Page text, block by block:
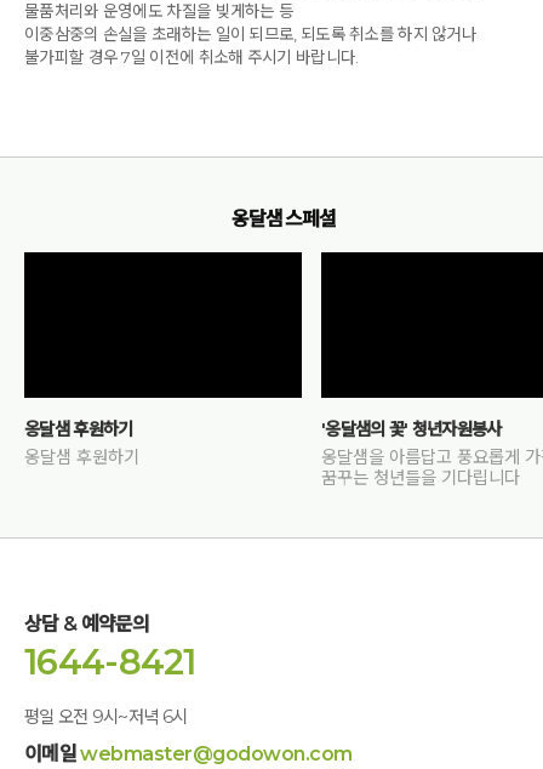
물품처리와 운영에도 차질을 빚게하는 등
이중삼중의 손실을 초래하는 일이 되므로, 되도록 취소를 하지 않거나
불가피할 경우 7일 이전에 취소해 주시기 바랍니다.
옹달샘 스페셜
옹달샘 후원하기
옹달샘 후원하기
'옹달샘의 꽃' 청년자원봉사
옹달샘을 아름답고 풍요롭게
꿈꾸는 청년들을 기다립니다
상담 & 예약문의
1644-8421
평일 오전 9시~저녁 6시
이메일webmaster@godowon.com